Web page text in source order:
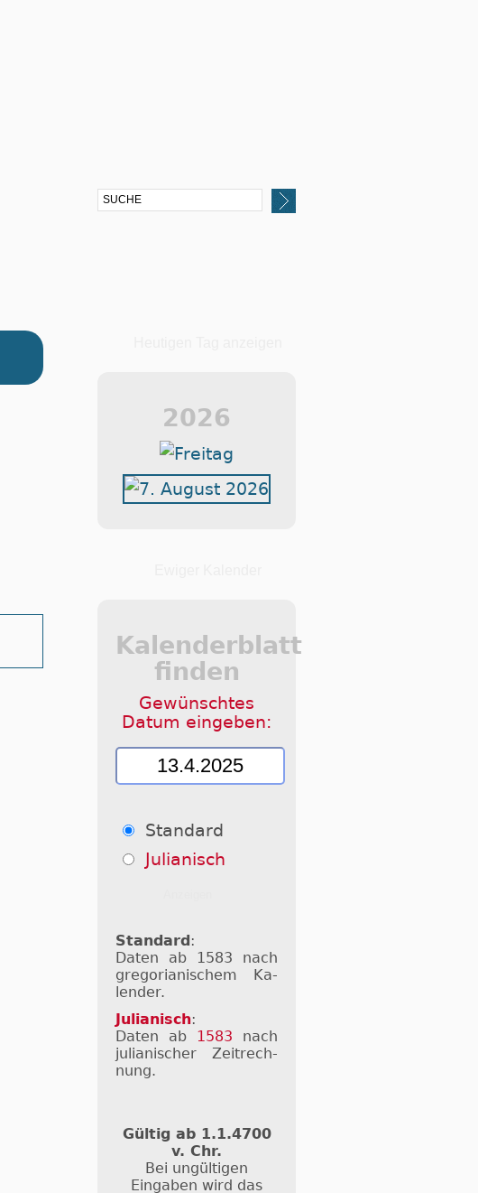
2026
Kalenderblatt
finden
Gewünschtes
Datum eingeben:
Standard
Julianisch
Standard :
Daten ab 1583 nach
gre­go­ri­a­ni­schem Ka­
len­der.
Julianisch:
Daten ab 1583 nach
ju­li­a­ni­scher Zeit­rech­
nung.
Gültig ab 1.1.4700
v. Chr.
Bei ungültigen
Eingaben wird das